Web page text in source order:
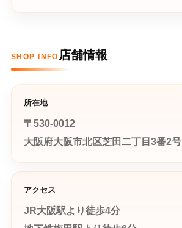
SHOP INFO 店舗情報
所在地
〒530-0012
大阪府大阪市北区芝田二丁目3番2号
アクセス
JR大阪駅より徒歩4分